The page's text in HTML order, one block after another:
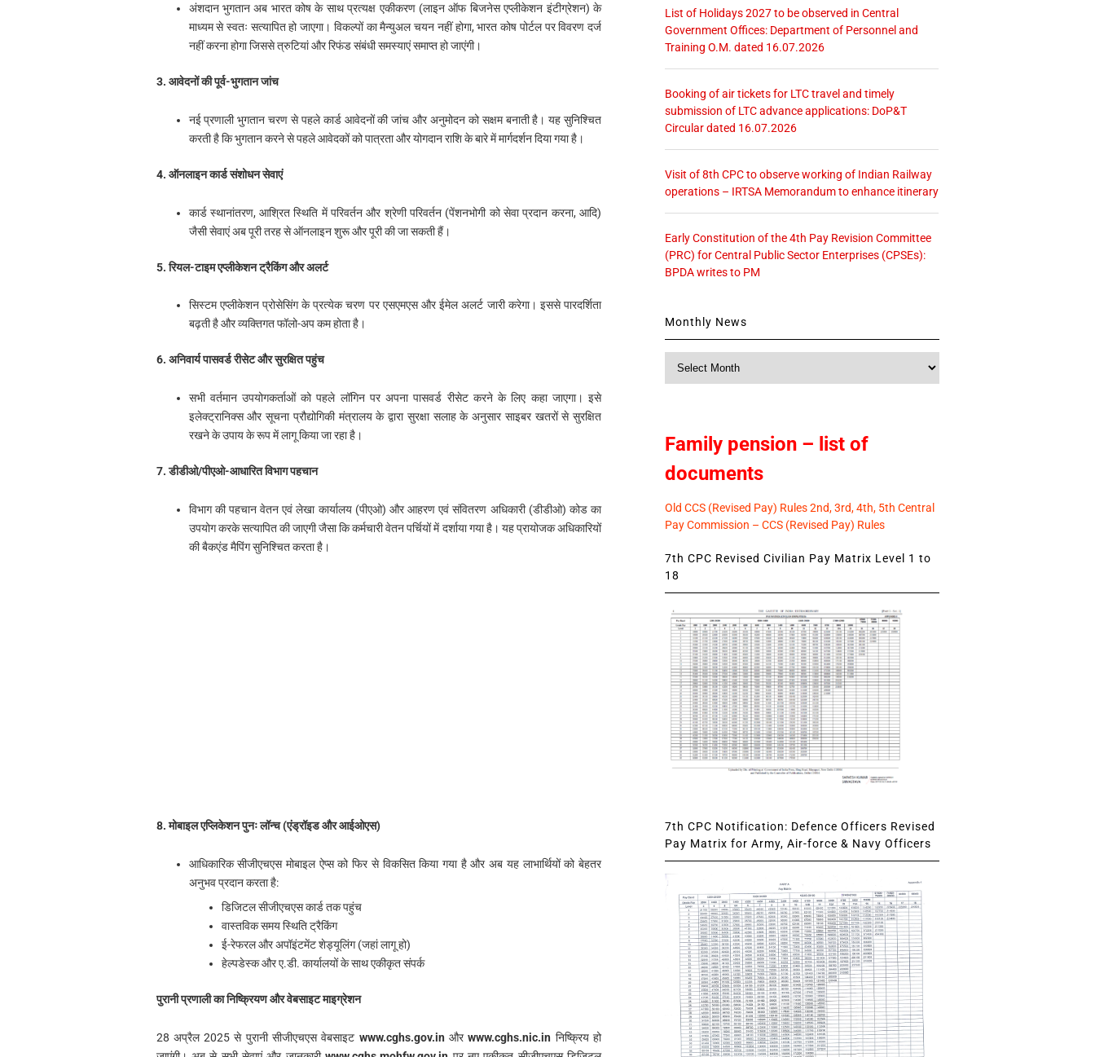
अंशदान भुगतान अब भारत कोष के साथ प्रत्यक्ष एकीकरण (लाइन ऑफ बिजनेस एप्लीकेशन इंटीग्रेशन) के
माध्यम से स्वतः सत्यापित हो जाएगा। विकल्पों का मैन्युअल चयन नहीं होगा, भारत कोष पोर्टल पर विवरण दर्ज
नहीं करना होगा जिससे त्रुटियां और रिफंड संबंधी समस्याएं समाप्त हो जाएंगी।
3. आवेदनों की पूर्व-भुगतान जांच
नई प्रणाली भुगतान चरण से पहले कार्ड आवेदनों की जांच और अनुमोदन को सक्षम बनाती है। यह सुनिश्चित
करती है कि भुगतान करने से पहले आवेदकों को पात्रता और योगदान राशि के बारे में मार्गदर्शन दिया गया है।
4. ऑनलाइन कार्ड संशोधन सेवाएं
कार्ड स्थानांतरण, आश्रित स्थिति में परिवर्तन और श्रेणी परिवर्तन (पेंशनभोगी को सेवा प्रदान करना, आदि)
जैसी सेवाएं अब पूरी तरह से ऑनलाइन शुरू और पूरी की जा सकती हैं।
5. रियल-टाइम एप्लीकेशन ट्रैकिंग और अलर्ट
सिस्टम एप्लीकेशन प्रोसेसिंग के प्रत्येक चरण पर एसएमएस और ईमेल अलर्ट जारी करेगा। इससे पारदर्शिता
बढ़ती है और व्यक्तिगत फॉलो-अप कम होता है।
6. अनिवार्य पासवर्ड रीसेट और सुरक्षित पहुंच
सभी वर्तमान उपयोगकर्ताओं को पहले लॉगिन पर अपना पासवर्ड रीसेट करने के लिए कहा जाएगा। इसे
इलेक्ट्रानिक्स और सूचना प्रौद्योगिकी मंत्रालय के द्वारा सुरक्षा सलाह के अनुसार साइबर खतरों से सुरक्षित
रखने के उपाय के रूप में लागू किया जा रहा है।
7. डीडीओ/पीएओ-आधारित विभाग पहचान
विभाग की पहचान वेतन एवं लेखा कार्यालय (पीएओ) और आहरण एवं संवितरण अधिकारी (डीडीओ) कोड का
उपयोग करके सत्यापित की जाएगी जैसा कि कर्मचारी वेतन पर्चियों में दर्शाया गया है। यह प्रायोजक अधिकारियों
की बैकएंड मैपिंग सुनिश्चित करता है।
8. मोबाइल एप्लिकेशन पुनः लॉन्च (एंड्रॉइड और आईओएस)
आधिकारिक सीजीएचएस मोबाइल ऐप्स को फिर से विकसित किया गया है और अब यह लाभार्थियों को बेहतर
अनुभव प्रदान करता है:
डिजिटल सीजीएचएस कार्ड तक पहुंच
वास्तविक समय स्थिति ट्रैकिंग
ई-रेफरल और अपॉइंटमेंट शेड्यूलिंग (जहां लागू हो)
हेल्पडेस्क और ए.डी. कार्यालयों के साथ एकीकृत संपर्क
पुरानी प्रणाली का निष्क्रियण और वेबसाइट माइग्रेशन
28 अप्रैल 2025 से पुरानी सीजीएचएस वेबसाइट www.cghs.gov.in औरwww.cghs.nic.in निष्क्रिय हो
List of Holidays 2027 to be observed in Central
Government Offices: Department of Personnel and
Training O.M. dated 16.07.2026
Booking of air tickets for LTC travel and timely
submission of LTC advance applications: DoP&T
Circular dated 16.07.2026
Visit of 8th CPC to observe working of Indian Railway
operations – IRTSA Memorandum to enhance itinerary
Early Constitution of the 4th Pay Revision Committee
(PRC) for Central Public Sector Enterprises (CPSEs):
BPDA writes to PM
Monthly News
Family pension – list of
documents
Old CCS (Revised Pay) Rules 2nd, 3rd, 4th, 5th Central
Pay Commission – CCS (Revised Pay) Rules
7th CPC Revised Civilian Pay Matrix Level 1 to
18
7th CPC Notification: Defence Officers Revised
Pay Matrix for Army, Air-force & Navy Officers